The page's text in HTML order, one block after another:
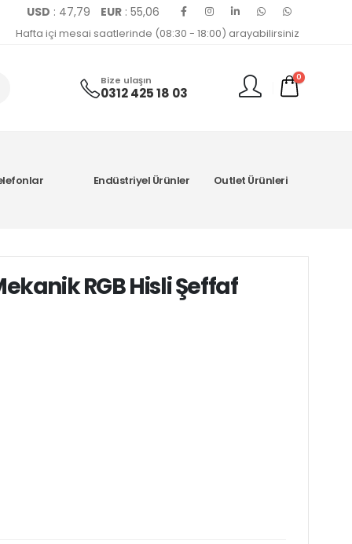
USD : 47,79 EUR: 55,06
Hafta içi mesai saatlerinde (08:30 - 18:00) arayabilirsiniz
Bize ulaşın
0312 425 18 03
0
Endüstriyel Ürünler Outlet Ürünleri
RGB Hisli Şeffaf